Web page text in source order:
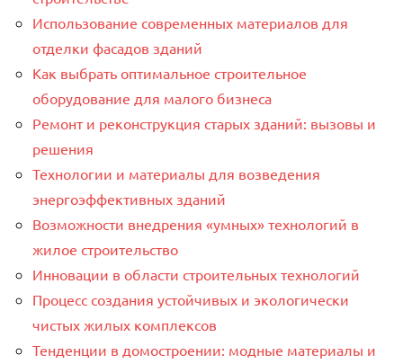
Использование современных материалов для
отделки фасадов зданий
Как выбрать оптимальное строительное
оборудование для малого бизнеса
Ремонт и реконструкция старых зданий: вызовы и
решения
Технологии и материалы для возведения
энергоэффективных зданий
Возможности внедрения «умных» технологий в
жилое строительство
Инновации в области строительных технологий
Процесс создания устойчивых и экологически
чистых жилых комплексов
Тенденции в домостроении: модные материалы и